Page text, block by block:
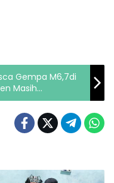
Gempa M6,7di
Masih